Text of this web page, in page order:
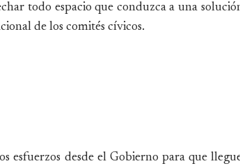
todo espacio que conduzca a una
de los comités cívicos.
esfuerzos desde el Gobierno para que